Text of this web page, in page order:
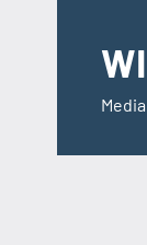
content